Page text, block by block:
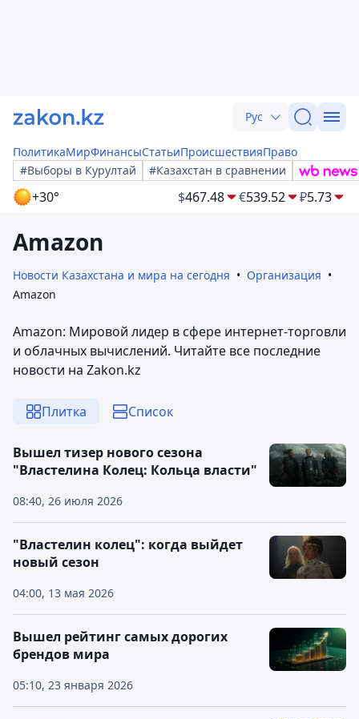
Рус
ПолитикаМирФинансыСтатьиПроисшествияПраво
#Выборы в Курултай
#Казахстан в сравнении
+30° $467.48 €539.52 ₽5.73
Amazon
Новости Казахстана и мира на сегодня
Организация
Amazon
Amazon: Мировой лидер в сфере интернет-торговли
и облачных вычислений. Читайте все последние
новости на Zakon.kz
Плитка Список
08:40, 26 июля 2026
Вышел тизер нового сезона
"Властелина Колец: Кольца власти"
04:00, 13 мая 2026
"Властелин колец": когда выйдет
новый сезон
05:10, 23 января 2026
Вышел рейтинг самых дорогих
брендов мира